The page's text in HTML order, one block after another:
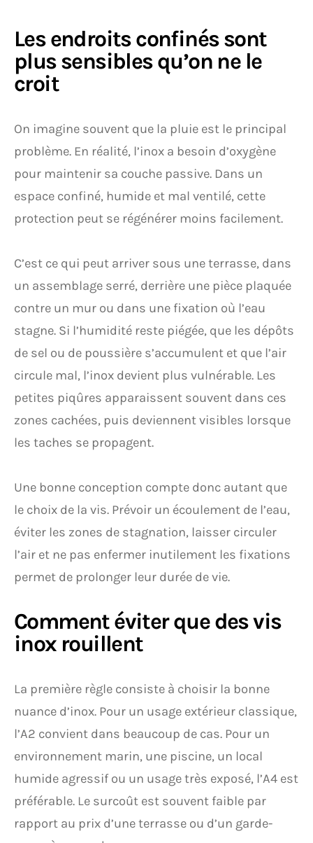
Les endroits confinés sont
plus sensibles qu’on ne le
croit
On imagine souvent que la pluie est le principal
problème. En réalité, l’inox a besoin d’oxygène
pour maintenir sa couche passive. Dans un
espace confiné, humide et mal ventilé, cette
protection peut se régénérer moins facilement.
C’est ce qui peut arriver sous une terrasse, dans
un assemblage serré, derrière une pièce plaquée
contre un mur ou dans une fixation où l’eau
stagne. Si l’humidité reste piégée, que les dépôts
de sel ou de poussière s’accumulent et que l’air
circule mal, l’inox devient plus vulnérable. Les
petites piqûres apparaissent souvent dans ces
zones cachées, puis deviennent visibles lorsque
les taches se propagent.
Une bonne conception compte donc autant que
le choix de la vis. Prévoir un écoulement de l’eau,
éviter les zones de stagnation, laisser circuler
l’air et ne pas enfermer inutilement les fixations
permet de prolonger leur durée de vie.
Comment éviter que des vis
inox rouillent
La première règle consiste à choisir la bonne
nuance d’inox. Pour un usage extérieur classique,
l’A2 convient dans beaucoup de cas. Pour un
environnement marin, une piscine, un local
humide agressif ou un usage très exposé, l’A4 est
préférable. Le surcoût est souvent faible par
rapport au prix d’une terrasse ou d’un garde-